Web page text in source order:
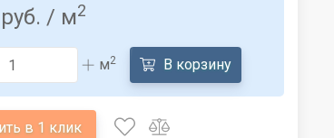
/ м2
м2 В корзину
в 1 клик